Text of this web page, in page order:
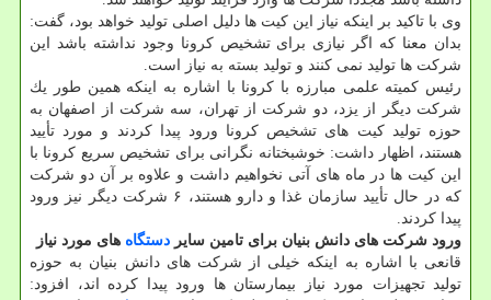
وی با تاكید بر اینكه نیاز این كیت ها دلیل اصلی تولید خواهد بود، گفت:
بدان معنا كه اگر نیازی برای تشخیص كرونا وجود نداشته باشد این
شركت ها تولید نمی كنند و تولید بسته به نیاز است.
رئیس كمیته علمی مبارزه با كرونا با اشاره به اینكه همین طور یك
شركت دیگر از یزد، دو شركت از تهران، سه شركت از اصفهان به
حوزه تولید كیت های تشخیص كرونا ورود پیدا كردند و مورد تأیید
هستند، اظهار داشت: خوشبختانه نگرانی برای تشخیص سریع كرونا با
این كیت ها در ماه های آتی نخواهیم داشت و علاوه بر آن دو شركت
كه در حال تأیید سازمان غذا و دارو هستند، ۶ شركت دیگر نیز ورود
پیدا كردند.
ورود شركت های دانش بنیان برای تامین سایر دستگاه های مورد نیاز
قانعی با اشاره به اینكه خیلی از شركت های دانش بنیان به حوزه
تولید تجهیزات مورد نیاز بیمارستان ها ورود پیدا كرده اند، افزود: